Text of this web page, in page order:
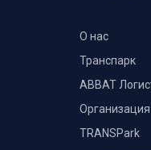
О нас
Транспарк
ABBAT
TRANSPark